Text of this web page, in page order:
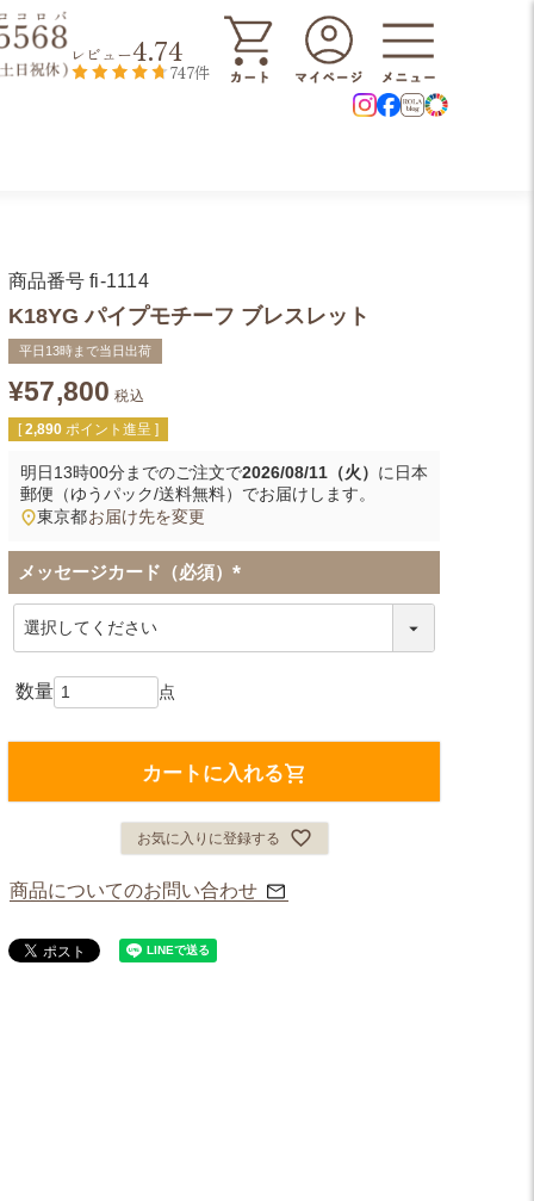
レビュー4.74
747件
商品番号 fi-1114
K18YG パイプモチーフ ブレスレット
平日13時まで当日出荷
¥57,800 税込
[ 2,890 ポイント進呈 ]
明日13時00分までのご注文で2026/08/11（火） に 日本
郵便（ゆうパック/送料無料） でお届けします。
東京都お届け先を変更
メッセージカード（必須）
(
カートに入れる
お気に入りに登録する
商品についてのお問い合わせ